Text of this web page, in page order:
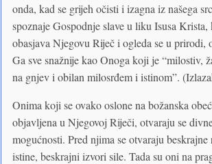
onda, kad se grijeh očisti i izagna iz našega
spoznaje Gospodnje slave u liku Isusa Krista,
obasjava Njegovu Riječ i ogleda se u prirodi,
Ga sve snažnije kao Onoga koji je “milostiv,
na gnjev i obilan milosrđem i istinom”.
Onima koji se ovako oslone na božanska
objavljena u Njegovoj Riječi, otvaraju se
mogućnosti. Pred njima se otvaraju beskrajne
istine, beskrajni izvori sile. Tada su oni na